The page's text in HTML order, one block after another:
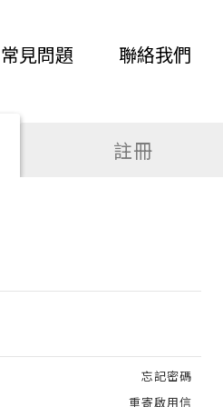
常見問題 聯絡我們
註冊
忘記密碼
重寄啟用信